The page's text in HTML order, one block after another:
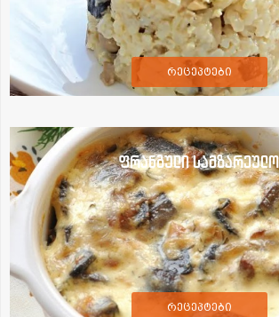
რეცეპტები
ფრანგული სამზარეულო
რეცეპტები